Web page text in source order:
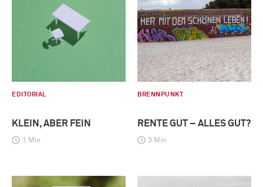
EDITORIAL
KLEIN, ABER FEIN
1 Min
BRENNPUNKT
RENTE GUT – ALLES GUT?
3 Min